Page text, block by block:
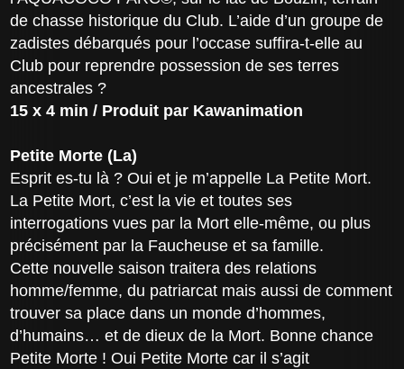
de chasse historique du Club. L’aide d’un groupe de
zadistes débarqués pour l’occase suffira-t-elle au
Club pour reprendre possession de ses terres
ancestrales ?
15 x 4 min / Produit par Kawanimation
Petite Morte (La)
Esprit es-tu là ? Oui et je m’appelle La Petite Mort.
La Petite Mort, c’est la vie et toutes ses
interrogations vues par la Mort elle-même, ou plus
précisément par la Faucheuse et sa famille.
Cette nouvelle saison traitera des relations
homme/femme, du patriarcat mais aussi de comment
trouver sa place dans un monde d’hommes,
d’humains… et de dieux de la Mort. Bonne chance
Petite Morte ! Oui Petite Morte car il s’agit